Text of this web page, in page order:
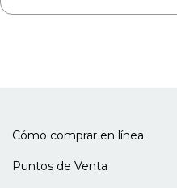
Cómo comprar en línea
Puntos de Venta